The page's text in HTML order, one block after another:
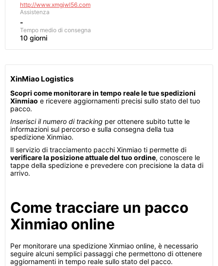
http://www.xmgjwl56.com
Assistenza
-
Tempo medio di consegna
10 giorni
XinMiao Logistics
Scopri come monitorare in tempo reale le tue spedizioni
Xinmiao e ricevere aggiornamenti precisi sullo stato del tuo
pacco.
Inserisci il numero di tracking per ottenere subito tutte le
informazioni sul percorso e sulla consegna della tua
spedizione Xinmiao.
Il servizio di tracciamento pacchi Xinmiao ti permette di
verificare la posizione attuale del tuo ordine, conoscere le
tappe della spedizione e prevedere con precisione la data di
arrivo.
Come tracciare un pacco
Xinmiao online
Per monitorare una spedizione Xinmiao online, è necessario
seguire alcuni semplici passaggi che permettono di ottenere
aggiornamenti in tempo reale sullo stato del pacco.